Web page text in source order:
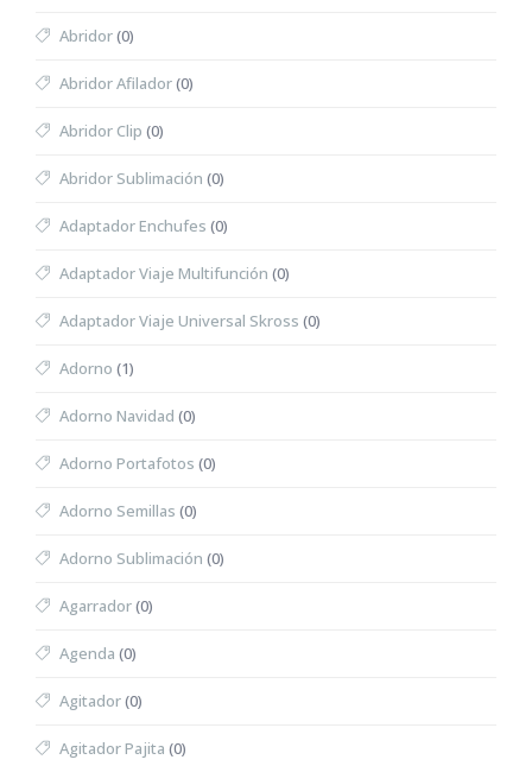
Abridor(0)
Abridor Afilador(0)
Abridor Clip (0)
Abridor Sublimación (0)
Adaptador Enchufes (0)
Adaptador Viaje Multifunción (0)
Adaptador Viaje Universal Skross (0)
Adorno (1)
Adorno Navidad (0)
Adorno Portafotos (0)
Adorno Semillas (0)
Adorno Sublimación (0)
Agarrador(0)
Agenda (0)
Agitador(0)
Agitador Pajita (0)